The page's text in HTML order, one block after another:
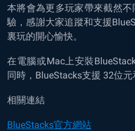
本將會為更多玩家帶來截然
驗，感謝大家追蹤和支援
裏玩的開心愉快。
在電腦或Mac上安裝
同時，BlueStacks支援 32位元
相關連結
BlueStacks官方網站